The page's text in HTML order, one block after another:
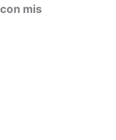
mis